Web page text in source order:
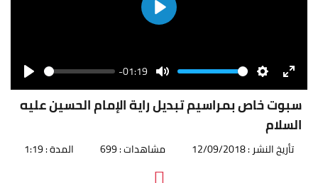
Play
Play
Seek -01:19
Mute
Volume
SettingsEnter
سبوت خاص بمراسيم تبديل راية الإمام الحسين عليه
السلام
تأريخ النشر : 12/09/2018 مشاهدات : 699 المدة : 1:19